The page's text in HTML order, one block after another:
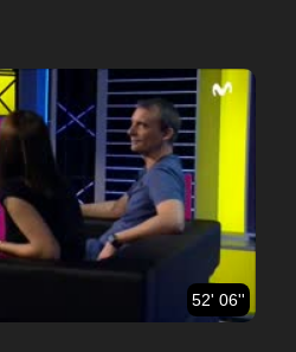
52' 06''